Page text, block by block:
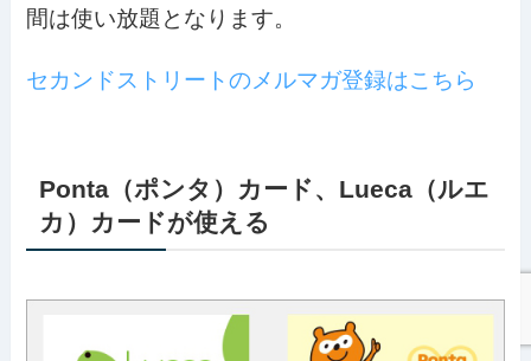
間は使い放題となります。
セカンドストリートのメルマガ登録はこちら
Ponta（ポンタ）カード、Lueca（ルエ
カ）カードが使える